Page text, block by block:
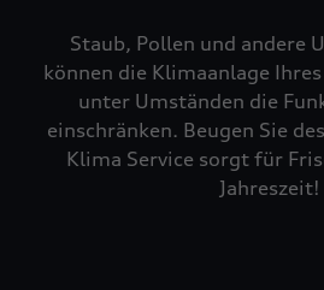
Staub, Pollen und andere
können die Klimaanlage
unter Umständen die
einschränken. Beugen Sie
Klima Service sorgt für
Jahreszeit!